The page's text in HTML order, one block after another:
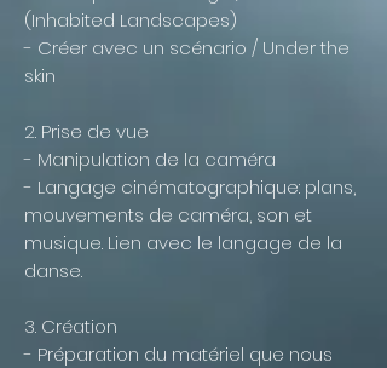
(Inhabited Landscapes)
- Créer avec un scénario / Under the
skin
2. Prise de vue
- Manipulation de la caméra
- Langage cinématographique: plans,
mouvements de caméra, son et
musique. Lien avec le langage de la
danse.
3. Création
- Préparation du matériel que nous